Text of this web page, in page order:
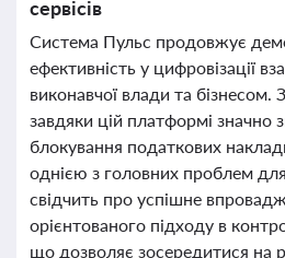
сервісів
Система Пульс продовжує
ефективність у цифровізації
виконавчої влади та бізнесом.
завдяки цій платформі значно
блокування податкових
однією з головних проблем
свідчить про успішне
орієнтованого підходу в
що дозволяє зосередитися на